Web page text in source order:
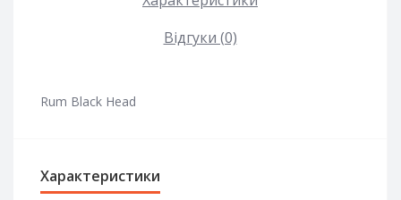
Відгуки (0)
Rum Black Head
Характеристики